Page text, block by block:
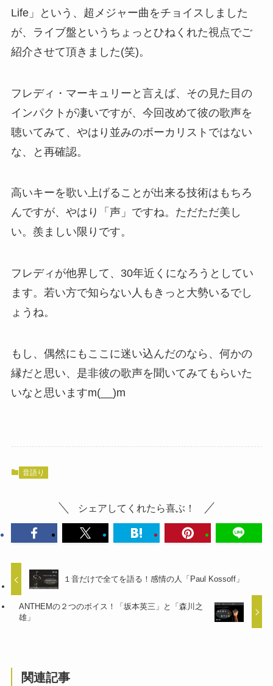
Life」という、超メジャー曲をチョイスしました
が、ライブ盤というちょっとひねくれた視点でご
紹介させて頂きました(笑)。
フレディ・マーキュリーと言えば、その見た目の
インパクトが凄いですが、今回改めて彼の歌声を
聴いてみて、やはり並みのボーカリストではない
な、と再確認。
高いキーを歌い上げることが出来る技術はもちろ
んですが、やはり「声」ですね。ただただ美し
い。羨ましい限りです。
フレディが他界して、30年近くになろうとしてい
ます。若い方で知らない人もきっと大勢いるでし
ょうね。
もし、偶然にもここに迷い込んだのなら、何かの
縁だと思い、是非彼の歌声を聞いてみてもらいた
いなと思いますm(__)m
音語り
シェアしてくれたら喜ぶ！
１音だけで全てを語る！感情の人「Paul Kossoff」
ANTHEMの２つのボイス！「坂本英三」と「森川之
雄」
関連記事